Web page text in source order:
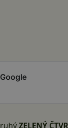
ZELENÝ